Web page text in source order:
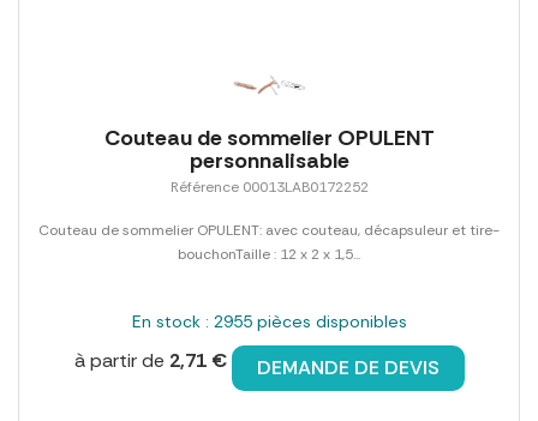
Couteau de sommelier OPULENT
personnalisable
Référence 00013LAB0172252
Couteau de sommelier OPULENT: avec couteau, décapsuleur et tire-
bouchonTaille : 12 x 2 x 1,5...
En stock : 2955 pièces disponibles
à partir de 2,71 € DEMANDE DE DEVIS